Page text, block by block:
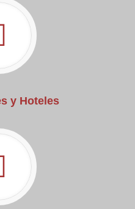
y Hoteles